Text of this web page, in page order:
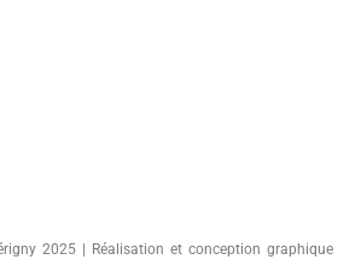
2025 | Réalisation et conception graphique